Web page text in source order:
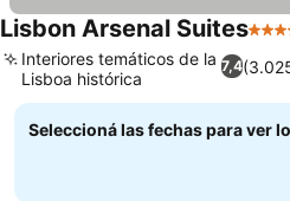
Lisbon Arsenal Suites4
7,4
Interiores temáticos de la
Lisboa histórica
Seleccioná las fechas para ver